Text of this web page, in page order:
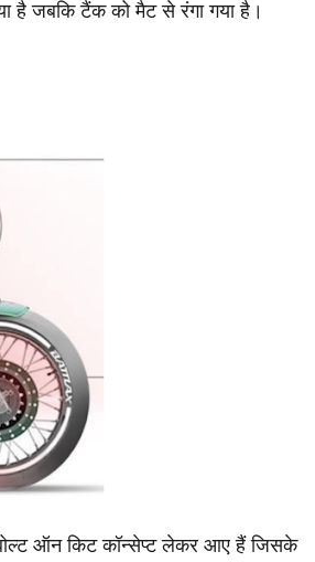
है जबकि टैंक को मैट से रंगा गया है।
ऑन किट कॉन्सेप्ट लेकर आए हैं जिसके